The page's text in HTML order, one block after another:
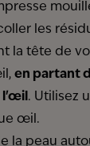
les
la tête de
en partant
l'œil. Utilisez
œil.
la peau